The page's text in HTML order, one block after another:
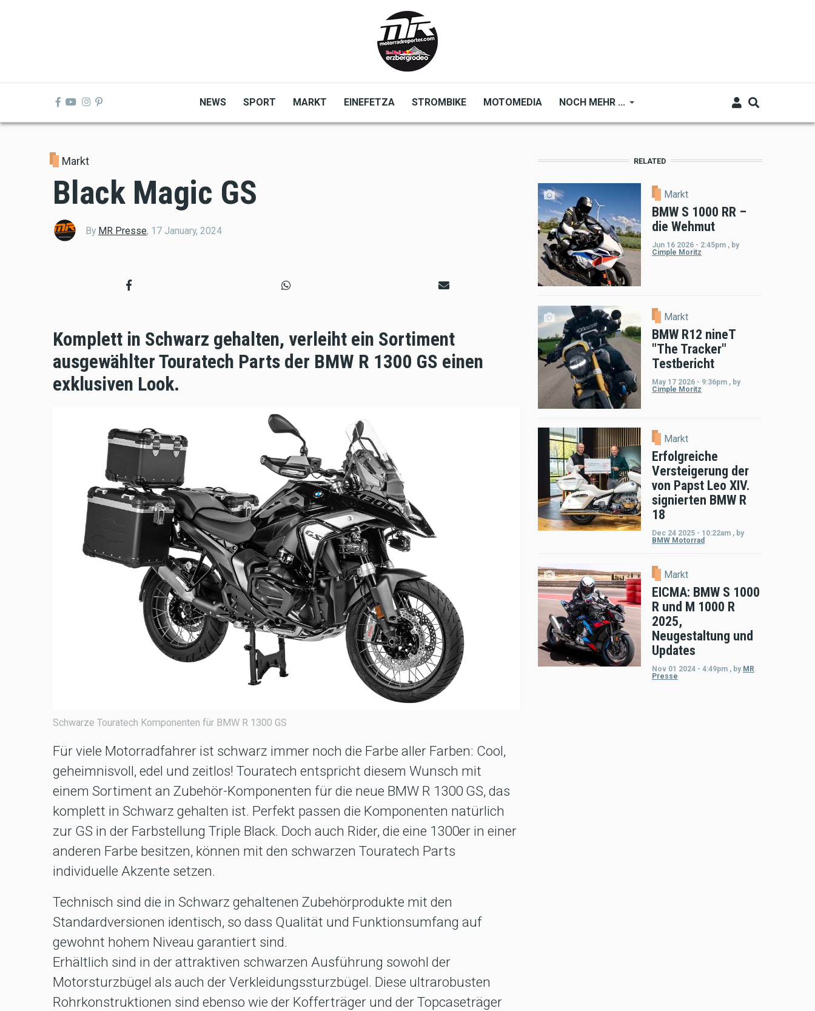
NEWS SPORT MARKT EINEFETZA STROMBIKE MOTOMEDIA NOCH MEHR ...
Markt
Black Magic GS
By MR Presse, 17 January, 2024
Komplett in Schwarz gehalten, verleiht ein Sortiment
ausgewählter Touratech Parts der BMW R 1300 GS einen
exklusiven Look.
Schwarze Touratech Komponenten für BMW R 1300 GS
Für viele Motorradfahrer ist schwarz immer noch die Farbe aller Farben: Cool,
geheimnisvoll, edel und zeitlos! Touratech entspricht diesem Wunsch mit
einem Sortiment an Zubehör-Komponenten für die neue BMW R 1300 GS, das
komplett in Schwarz gehalten ist. Perfekt passen die Komponenten natürlich
zur GS in der Farbstellung Triple Black. Doch auch Rider, die eine 1300er in einer
anderen Farbe besitzen, können mit den schwarzen Touratech Parts
individuelle Akzente setzen.
Technisch sind die in Schwarz gehaltenen Zubehörprodukte mit den
Standardversionen identisch, so dass Qualität und Funktionsumfang auf
gewohnt hohem Niveau garantiert sind.
Erhältlich sind in der attraktiven schwarzen Ausführung sowohl der
Motorsturzbügel als auch der Verkleidungssturzbügel. Diese ultrarobusten
Rohrkonstruktionen sind ebenso wie der Kofferträger und der Topcaseträger
RELATED
Markt
BMW S 1000 RR –
die Wehmut
Jun 16 2026 - 2:45pm , by
Cimple Moritz
Markt
BMW R12 nineT
"The Tracker"
Testbericht
May 17 2026 - 9:36pm , by
Cimple Moritz
Markt
Erfolgreiche
Versteigerung der
von Papst Leo XIV.
signierten BMW R
18
Dec 24 2025 - 10:22am , by
BMW Motorrad
Markt
EICMA: BMW S 1000
R und M 1000 R
2025,
Neugestaltung und
Updates
Nov 01 2024 - 4:49pm , by MR
Presse